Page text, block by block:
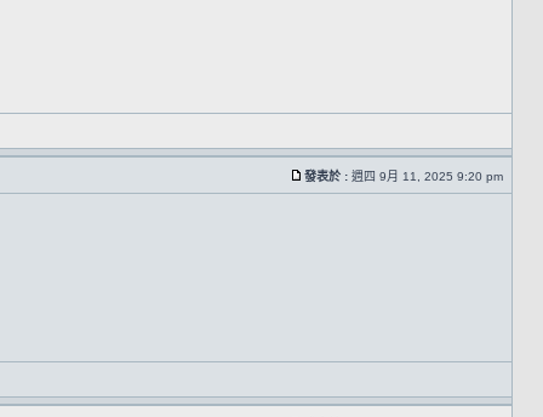
發表於 : 週四 9月 11, 2025 9:20 pm